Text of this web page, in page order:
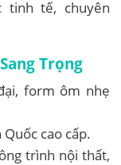
tinh tế, chuyên
Trọng
form ôm nhẹ
cao cấp.
trình nội thất,